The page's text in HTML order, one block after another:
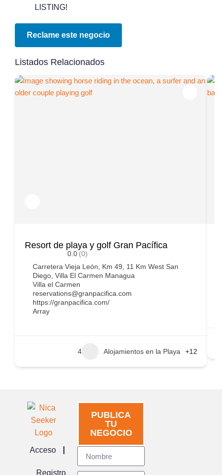
LISTING!
Reclame este negocio
Listados Relacionados
Resort de playa y golf Gran Pacífica
0.0 (0)
Carretera Vieja León, Km 49, 11 Km West San
Diego, Villa El Carmen Managua
Villa el Carmen
reservations@granpacifica.com
https://granpacifica.com/
Array
4 Alojamientos en la Playa +12
Acceso
Registro
PUBLICA
TU
NEGOCIO